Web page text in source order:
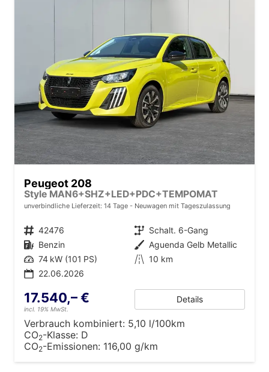
Peugeot 208
Style MAN6+SHZ+LED+PDC+TEMPOMAT
unverbindliche Lieferzeit: 14 Tage Neuwagen mit Tageszulassung
Fahrzeugnr. 42476 Getriebe Schalt. 6-Gang
Kraftstoff Benzin Außenfarbe Aguenda Gelb Metallic
Leistung 74 kW (101 PS) Kilometerstand 10 km
22.06.2026
17.540,– €
incl. 19% MwSt.
Details
Verbrauch kombiniert: 5,10 l/100km
CO2-Klasse: D
CO2-Emissionen: 116,00 g/km